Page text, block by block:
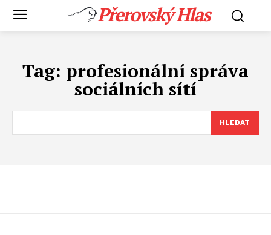
Přerovský Hlas
Tag: profesionální správa
sociálních sítí
HLEDAT